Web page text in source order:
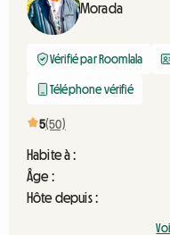
Morada
Vérifié par Roomlala
Téléphone vérifié
5(50)
Habite à :
Âge :
Hôte depuis :